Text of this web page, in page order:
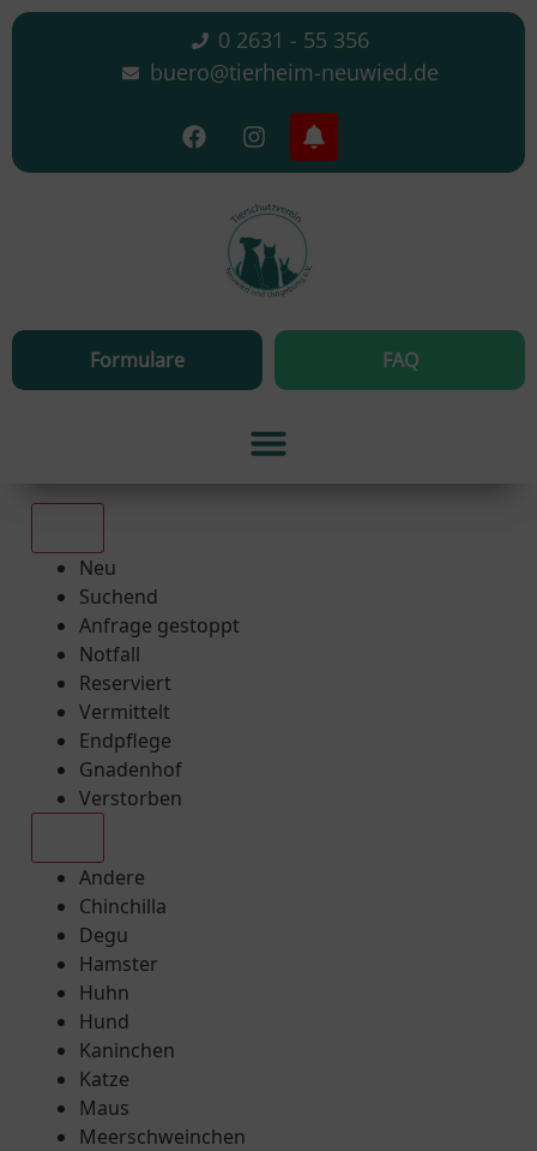
0 2631 - 55 356
buero@tierheim-neuwied.de
Formulare FAQ
Neu
Suchend
Anfrage gestoppt
Notfall
Reserviert
Vermittelt
Endpflege
Gnadenhof
Verstorben
Andere
Chinchilla
Degu
Hamster
Huhn
Hund
Kaninchen
Katze
Maus
Meerschweinchen